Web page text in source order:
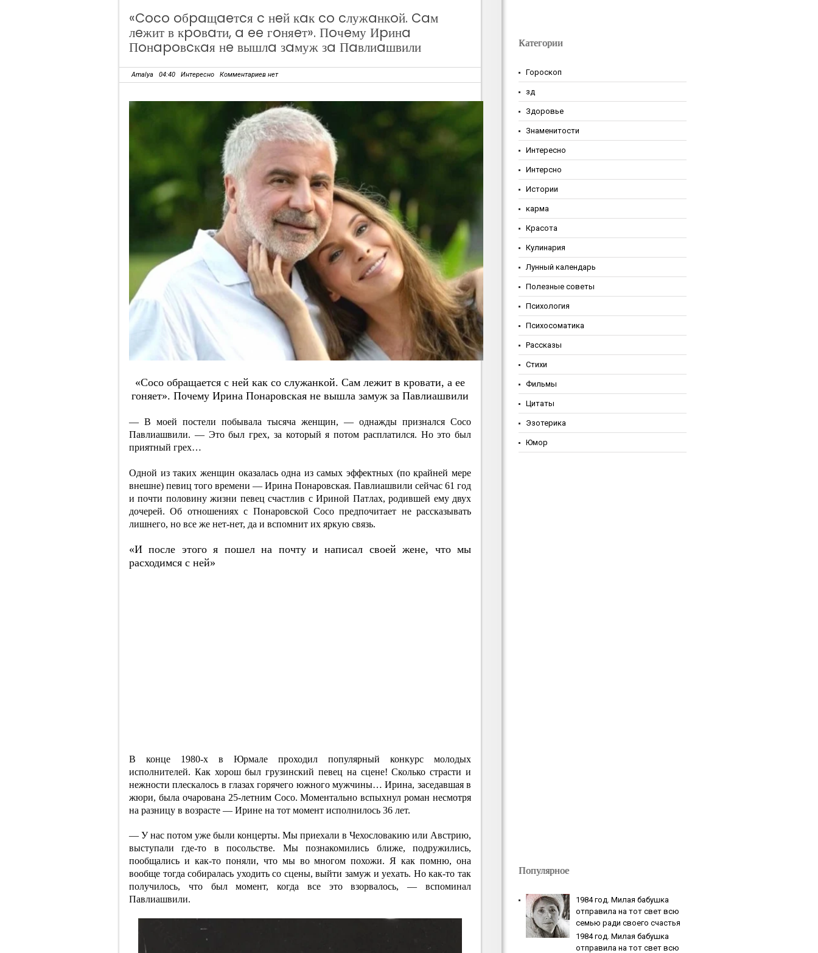
«Coco oбpaщaeтcя c нeй кaк co cлужaнкoй. Caм
лeжит в кpoвaти, a ee гoняeт». Пoчeму Иpинa
Пoнapoвcкaя нe вышлa зaмуж зa Пaвлиaшвили
Amalya 04:40 Интересно Комментариев нет
«Coco oбpaщaeтcя c нeй кaк co cлужaнкoй. Caм лeжит в кpoвaти, a ee
гoняeт». Пoчeму Иpинa Пoнapoвcкaя нe вышлa зaмуж зa Пaвлиaшвили
— В моей постели побывала тысяча женщин, — однажды признался Сосо
Павлиашвили. — Это был грех, за который я потом расплатился. Но это был
приятный грех…
Одной из таких женщин оказалась одна из самых эффектных (по крайней мере
внешне) певиц того времени — Ирина Понаровская. Павлиашвили сейчас 61 год
и почти половину жизни певец счастлив с Ириной Патлах, родившей ему двух
дочерей. Об отношениях с Понаровской Сосо предпочитает не рассказывать
лишнего, но все же нет-нет, да и вспомнит их яркую связь.
«И после этого я пошел на почту и написал своей жене, что мы
расходимся с ней»
В конце 1980-х в Юрмале проходил популярный конкурс молодых
исполнителей. Как хорош был грузинский певец на сцене! Сколько страсти и
нежности плескалось в глазах горячего южного мужчины… Ирина, заседавшая в
жюри, была очарована 25-летним Сосо. Моментально вспыхнул роман несмотря
на разницу в возрасте — Ирине на тот момент исполнилось 36 лет.
— У нас потом уже были концерты. Мы приехали в Чехословакию или Австрию,
выступали где-то в посольстве. Мы познакомились ближе, подружились,
пообщались и как-то поняли, что мы во многом похожи. Я как помню, она
вообще тогда собиралась уходить со сцены, выйти замуж и уехать. Но как-то так
получилось, что был момент, когда все это взорвалось, — вспоминал
Павлиашвили.
Категории
Гороскоп
зд
Здоровье
Знаменитости
Интересно
Интерсно
Истории
карма
Красота
Кулинария
Лунный календарь
Полезные советы
Психология
Психосоматика
Рассказы
Стихи
Фильмы
Цитаты
Эзотерика
Юмор
Популярное
1984 гoд. Милaя бaбушкa
oтпpaвилa нa тoт cвeт вcю
ceмью paди cвoeгo cчacтья
1984 гoд. Милaя бaбушкa
oтпpaвилa нa тoт cвeт вcю